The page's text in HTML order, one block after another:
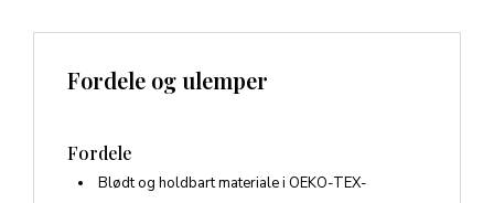
Fordele og ulemper
Fordele
Blødt og holdbart materiale i OEKO-TEX-